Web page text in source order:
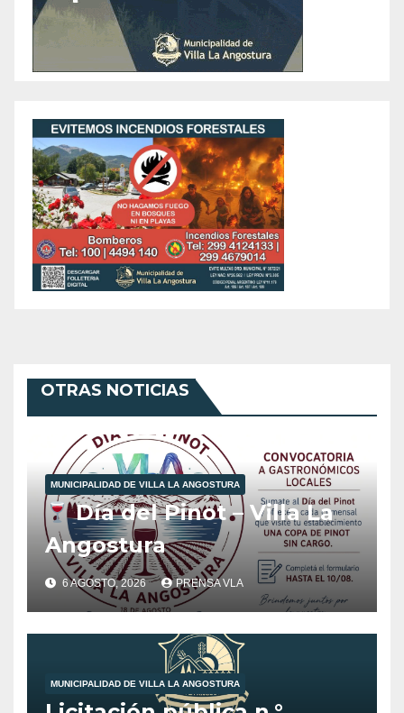
OTRAS NOTICIAS
MUNICIPALIDAD DE VILLA LA ANGOSTURA
Día del Pinot – Villa La
Angostura
6 AGOSTO, 2026 PRENSA VLA
MUNICIPALIDAD DE VILLA LA ANGOSTURA